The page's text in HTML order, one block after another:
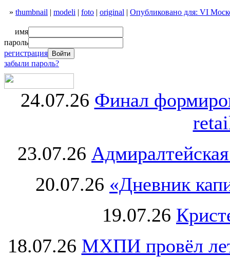
» thumbnail | modeli | foto | original | Опубликовано для: VI
имя
пароль
регистрация
забыли пароль?
24.07.26 Финал
23.07.26
20.07.26 «Дневник
19.07.26
18.07.26 МХПИ провёл